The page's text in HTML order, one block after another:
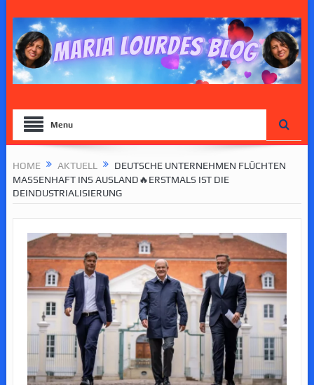
Menu
HOME AKTUELL
DEUTSCHE UNTERNEHMEN FLÜCHTEN
MASSENHAFT INS AUSLAND🔥ERSTMALS IST DIE
DEINDUSTRIALISIERUNG